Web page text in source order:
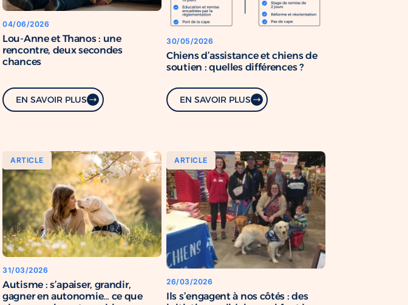
04/06/2026
Lou-Anne et Thanos : une
rencontre, deux secondes
chances
EN SAVOIR PLUS
30/05/2026
Chiens d’assistance et chiens de
soutien : quelles différences ?
EN SAVOIR PLUS
ARTICLE
31/03/2026
Autisme : s’apaiser, grandir,
gagner en autonomie… ce que
ARTICLE
26/03/2026
Ils s’engagent à nos côtés : des